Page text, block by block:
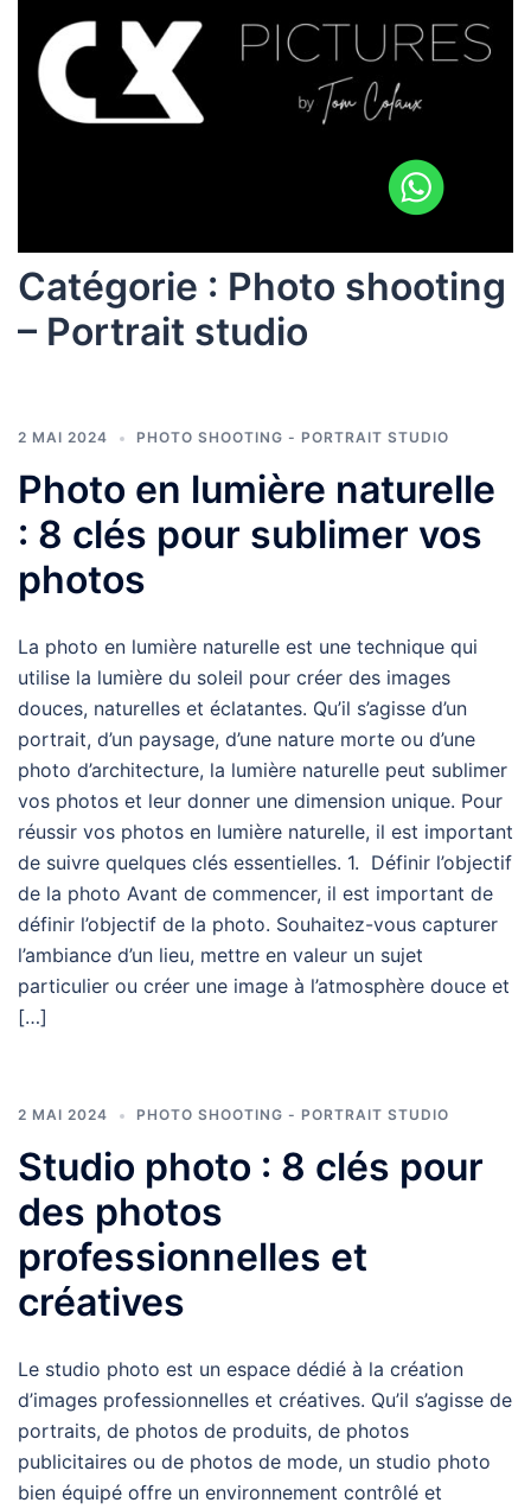
Catégorie : Photo shooting
– Portrait studio
2 MAI 2024 PHOTO SHOOTING - PORTRAIT STUDIO
Photo en lumière naturelle
: 8 clés pour sublimer vos
photos
La photo en lumière naturelle est une technique qui
utilise la lumière du soleil pour créer des images
douces, naturelles et éclatantes. Qu’il s’agisse d’un
portrait, d’un paysage, d’une nature morte ou d’une
photo d’architecture, la lumière naturelle peut sublimer
vos photos et leur donner une dimension unique. Pour
réussir vos photos en lumière naturelle, il est important
de suivre quelques clés essentielles. 1. Définir l’objectif
de la photo Avant de commencer, il est important de
définir l’objectif de la photo. Souhaitez-vous capturer
l’ambiance d’un lieu, mettre en valeur un sujet
particulier ou créer une image à l’atmosphère douce et
[…]
2 MAI 2024 PHOTO SHOOTING - PORTRAIT STUDIO
Studio photo : 8 clés pour
des photos
professionnelles et
créatives
Le studio photo est un espace dédié à la création
d’images professionnelles et créatives. Qu’il s’agisse de
portraits, de photos de produits, de photos
publicitaires ou de photos de mode, un studio photo
bien équipé offre un environnement contrôlé et